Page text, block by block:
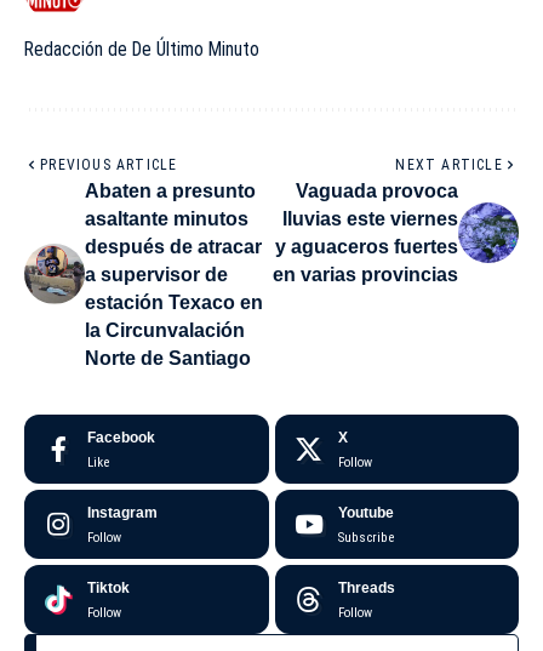
Redacción de De Último Minuto
PREVIOUS ARTICLE
Abaten a presunto
asaltante minutos
después de atracar
a supervisor de
estación Texaco en
la Circunvalación
Norte de Santiago
NEXT ARTICLE
Vaguada provoca
lluvias este viernes
y aguaceros fuertes
en varias provincias
Facebook
Like
X
Follow
Instagram
Follow
Youtube
Subscribe
Tiktok
Follow
Threads
Follow